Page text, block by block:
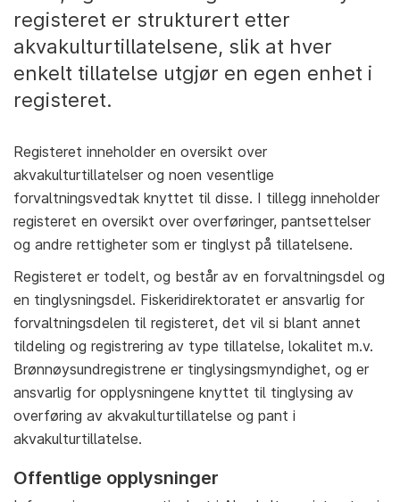
registeret er strukturert etter
akvakulturtillatelsene, slik at hver
enkelt tillatelse utgjør en egen enhet i
registeret.
Registeret inneholder en oversikt over
akvakulturtillatelser og noen vesentlige
forvaltningsvedtak knyttet til disse. I tillegg inneholder
registeret en oversikt over overføringer, pantsettelser
og andre rettigheter som er tinglyst på tillatelsene.
Registeret er todelt, og består av en forvaltningsdel og
en tinglysningsdel. Fiskeridirektoratet er ansvarlig for
forvaltningsdelen til registeret, det vil si blant annet
tildeling og registrering av type tillatelse, lokalitet m.v.
Brønnøysundregistrene er tinglysingsmyndighet, og er
ansvarlig for opplysningene knyttet til tinglysing av
overføring av akvakulturtillatelse og pant i
akvakulturtillatelse.
Offentlige opplysninger